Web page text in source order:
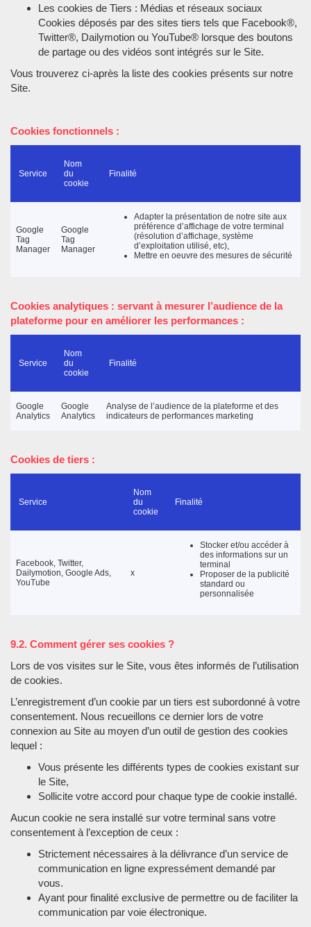
Les cookies de Tiers : Médias et réseaux sociaux
Cookies déposés par des sites tiers tels que Facebook®,
Twitter®, Dailymotion ou YouTube® lorsque des boutons
de partage ou des vidéos sont intégrés sur le Site.
Vous trouverez ci-après la liste des cookies présents sur notre
Site.
Cookies fonctionnels :
Service
Nom
du
cookie
Finalité
Google
Tag
Manager
Google
Tag
Manager
Adapter la présentation de notre site aux
préférence d’affichage de votre terminal
(résolution d’affichage, système
d’exploitation utilisé, etc),
Mettre en oeuvre des mesures de sécurité
Cookies analytiques : servant à mesurer l’audience de la
plateforme pour en améliorer les performances :
Service
Nom
du
cookie
Finalité
Google
Analytics
Google
Analytics
Analyse de l’audience de la plateforme et des
indicateurs de performances marketing
Cookies de tiers :
Service
Nom
du
cookie
Finalité
Facebook, Twitter,
Dailymotion, Google Ads,
YouTube
x
Stocker et/ou accéder à
des informations sur un
terminal
Proposer de la publicité
standard ou
personnalisée
9.2. Comment gérer ses cookies ?
Lors de vos visites sur le Site, vous êtes informés de l’utilisation
de cookies.
L’enregistrement d’un cookie par un tiers est subordonné à votre
consentement. Nous recueillons ce dernier lors de votre
connexion au Site au moyen d’un outil de gestion des cookies
lequel :
Vous présente les différents types de cookies existant sur
le Site,
Sollicite votre accord pour chaque type de cookie installé.
Aucun cookie ne sera installé sur votre terminal sans votre
consentement à l’exception de ceux :
Strictement nécessaires à la délivrance d’un service de
communication en ligne expressément demandé par
vous.
Ayant pour finalité exclusive de permettre ou de faciliter la
communication par voie électronique.